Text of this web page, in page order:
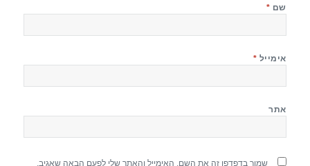
שם *
אימייל *
אתר
שמור בדפדפן זה את השם, האימייל והאתר שלי לפעם הבאה שאגיב.